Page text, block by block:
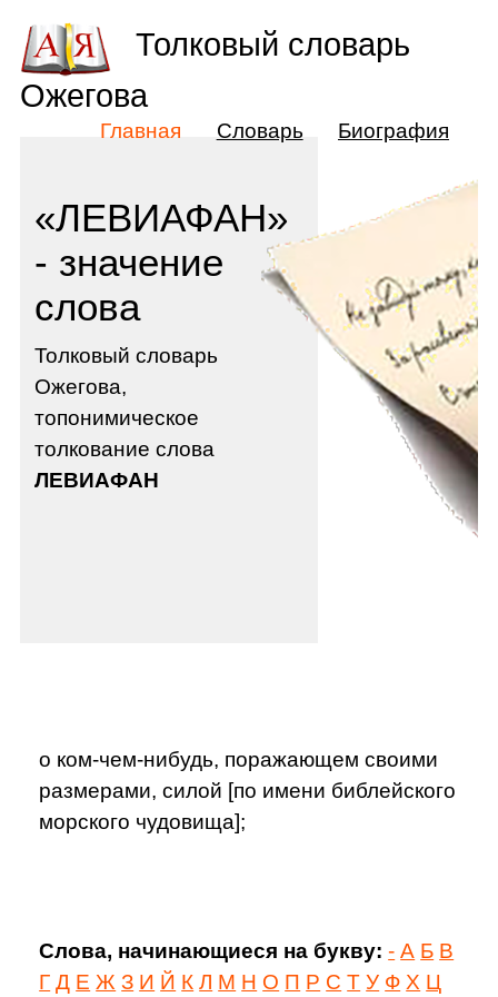
«ЛЕВИАФАН»
- значение
слова
Толковый словарь
Ожегова,
топонимическое
толкование слова
ЛЕВИАФАН
о ком-чем-нибудь, поражающем своими
размерами, силой [по имени библейского
морского чудовища];
Слова, начинающиеся на букву: - А Б В
Г Д Е Ж З И Й К Л М Н О П Р С Т У Ф Х Ц
Толковый словарь
Ожегова
Главная Словарь Биография